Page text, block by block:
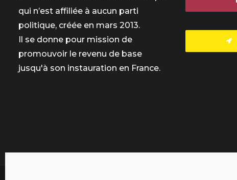
qui n’est affiliée à aucun parti
politique, créée en mars 2013.
Il se donne pour mission de
promouvoir le revenu de base
jusqu'à son instauration en France.